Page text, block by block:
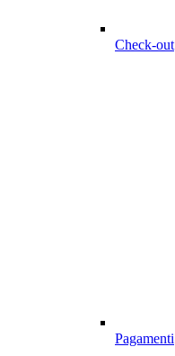
Check-out
Pagamenti